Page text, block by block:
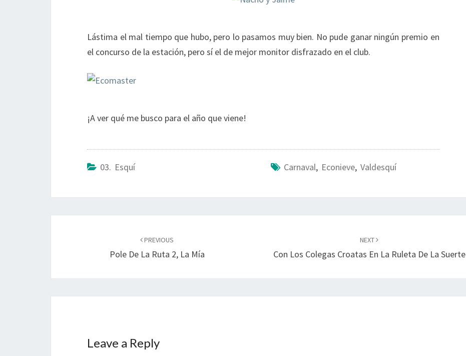
Lástima el mal tiempo que hubo, pero lo pasamos muy bien. No pude ganar ningún premio en
el concurso de la estación, pero sí el de mejor monitor disfrazado en el club.
¡A ver qué me busco para el año que viene!
03. Esquí Carnaval, Econieve, Valdesquí
PREVIOUS
Pole De La Ruta 2, La Mía
NEXT
Con Los Colegas Croatas En La Ruleta De La Suerte
Leave a Reply